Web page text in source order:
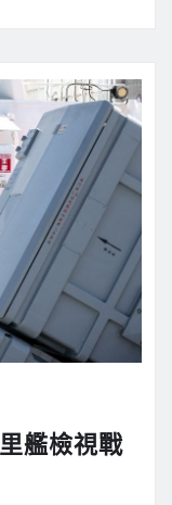
艦檢視戰